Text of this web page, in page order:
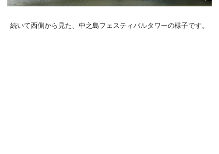
続いて西側から見た、中之島フェスティバルタワーの様子です。